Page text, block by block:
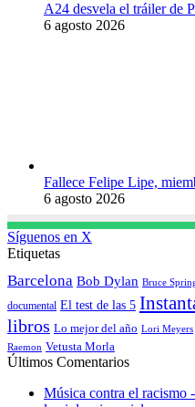
A24 desvela el tráiler de
6 agosto 2026
Fallece Felipe Lipe,
6 agosto 2026
Síguenos en X
Etiquetas
Barcelona Bob Dylan Bruce
documental El test de las 5
libros Lo mejor del año Lori Meyers
Raemon Vetusta Morla
Últimos Comentarios
Música contra el racismo